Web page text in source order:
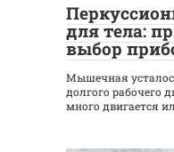
для тела:
выбор
Мышечная
долгого рабочего
много двигается